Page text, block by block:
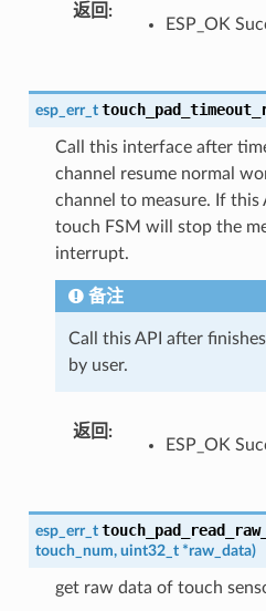
返回
ESP_OK
esp_err_t
Call this interface after
channel resume normal
channel to measure. If this
touch FSM will stop the
interrupt.
备注
Call this API after
by user.
返回
ESP_OK
esp_err_t
touch_num, uint32_t *raw_data)
get raw data of touch